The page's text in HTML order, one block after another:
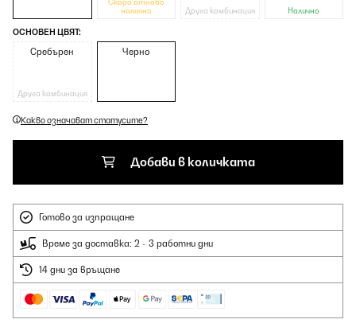
Скоро отново
налично
Друга комбинация Налично
ОСНОВЕН ЦВЯТ:
Сребърен
Друга комбинация
Черно
Какво означават статусите?
Добави в количката
Готово за изпращане
Време за доставка: 2 - 3 работни дни
14 дни за връщане